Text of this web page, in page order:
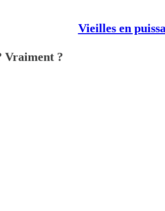
Vieilles en
Vraiment ?